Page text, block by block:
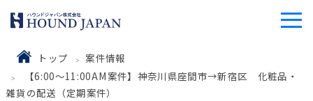
トップ
案件情報
【6:00～11:00AM案件】神奈川県座間市→新宿区 化粧品・
雑貨の配送（定期案件）